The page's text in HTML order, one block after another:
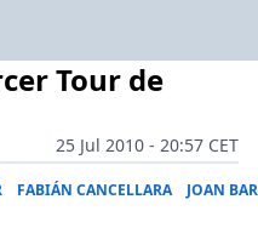
Tour de
25 Jul 2010 - 20:57 CET
FABIÁN CANCELLARA JOAN